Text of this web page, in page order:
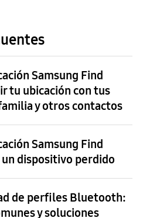
Samsung Find
tu ubicación con tus
y otros contactos
Samsung Find
dispositivo perdido
de perfiles Bluetooth:
y soluciones